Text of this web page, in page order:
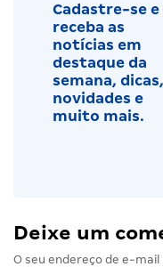
Cadastre-se e
receba as
notícias em
destaque da
semana, dicas,
novidades e
muito mais.
Deixe um
O seu endereço de e-mail